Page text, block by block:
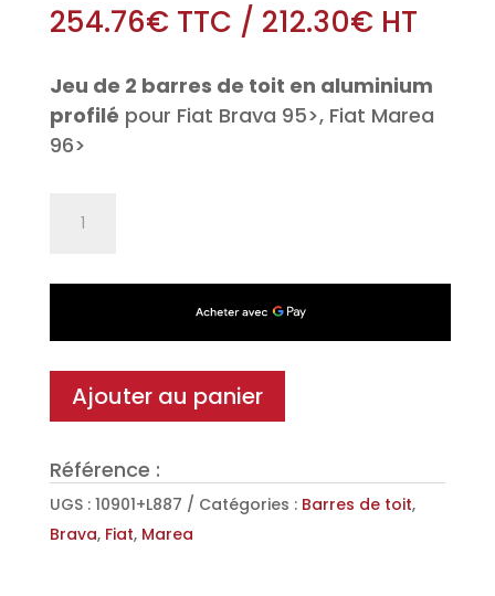
254.76€TTC / 212.30€HT
Jeu de 2 barres de toit en aluminium
profilé pour Fiat Brava 95>, Fiat Marea
96>
toit
en
Aluminium
pour
Ajouter au panier
Référence :
UGS : 10901+L887 Catégories : Barres de toit,
Brava, Fiat, Marea